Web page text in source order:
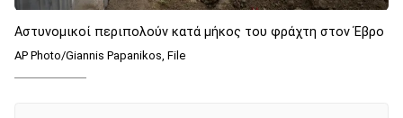
Αστυνομικοί περιπολούν κατά μήκος του φράχτη στον Έβρο
AP Photo/Giannis Papanikos, File